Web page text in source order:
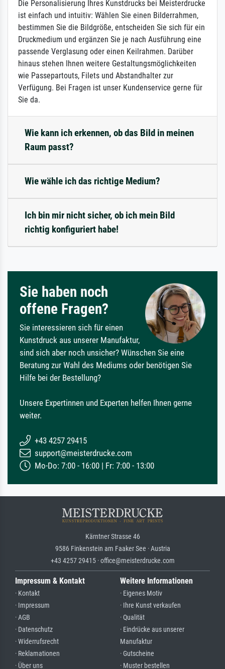
Die Personalisierung Ihres Kunstdrucks bei Meisterdrucke
ist einfach und intuitiv: Wählen Sie einen Bilderrahmen,
bestimmen Sie die Bildgröße, entscheiden Sie sich für ein
Druckmedium und ergänzen Sie je nach Ausführung eine
passende Verglasung oder einen Keilrahmen. Darüber
hinaus stehen Ihnen weitere Gestaltungsmöglichkeiten
wie Passepartouts, Filets und Abstandhalter zur
Verfügung. Bei Fragen ist unser Kundenservice gerne für
Sie da.
Wie kann ich erkennen, ob das Bild in meinen
Raum passt?
Wie wähle ich das richtige Medium?
Ich bin mir nicht sicher, ob ich mein Bild
richtig konfiguriert habe!
Sie haben noch
offene Fragen?
Sie interessieren sich für einen
Kunstdruck aus unserer Manufaktur,
sind sich aber noch unsicher? Wünschen Sie eine
Beratung zur Wahl des Mediums oder benötigen Sie
Hilfe bei der Bestellung?
Unsere Expertinnen und Experten helfen Ihnen gerne
weiter.
+43 4257 29415
support@meisterdrucke.com
Mo-Do: 7:00 - 16:00 | Fr: 7:00 - 13:00
Kärntner Strasse 46
9586 Finkenstein am Faaker See · Austria
+43 4257 29415 · office@meisterdrucke.com
Impressum & Kontakt
· Kontakt
· Impressum
· AGB
· Datenschutz
· Widerrufsrecht
· Reklamationen
· Über uns
Weitere Informationen
· Eigenes Motiv
· Ihre Kunst verkaufen
· Qualität
· Eindrücke aus unserer
Manufaktur
· Gutscheine
· Muster bestellen